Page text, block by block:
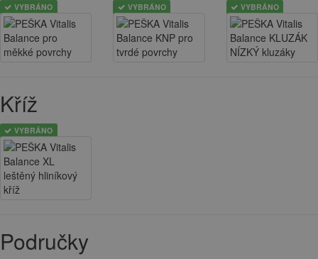
VYBRÁNO VYBRÁNO VYBRÁNO
Kříž
VYBRÁNO
Područky